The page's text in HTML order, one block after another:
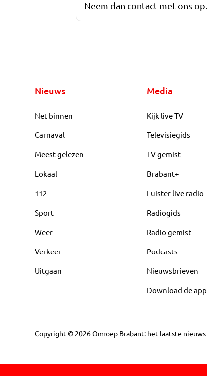
Neem dan contact met ons op.
Nieuws
Net binnen
Carnaval
Meest gelezen
Lokaal
112
Sport
Weer
Verkeer
Uitgaan
Media
Kijk live TV
Televisiegids
TV gemist
Brabant+
Luister live radio
Radiogids
Radio gemist
Podcasts
Nieuwsbrieven
Download de app
Copyright © 2026Omroep Brabant: het laatste